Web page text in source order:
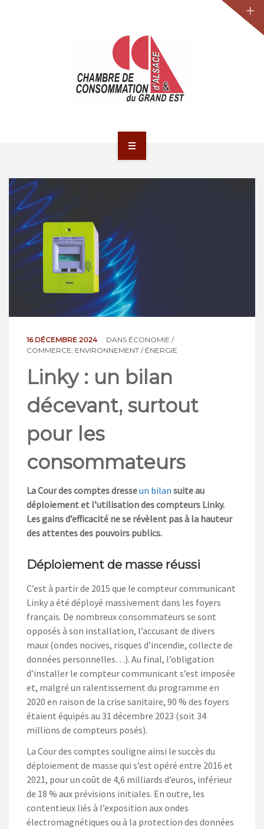
ACTUALITÉS
JURIDIQUE
LA CCA-GE
NOS ACTIONS
16 DÉCEMBRE 2024 DANS ÉCONOMIE /
COMMERCE, ENVIRONNEMENT / ÉNERGIE
Linky : un bilan
décevant, surtout
pour les
consommateurs
La Cour des comptes dresseun bilan suite au
déploiement et l’utilisation des compteurs Linky.
Les gains d’efficacité ne se révèlent pas à la hauteur
des attentes des pouvoirs publics.
Déploiement de masse réussi
C’est à partir de 2015 que le compteur communicant
Linky a été déployé massivement dans les foyers
français. De nombreux consommateurs se sont
opposés à son installation, l’accusant de divers
maux (ondes nocives, risques d’incendie, collecte de
données personnelles…). Au final, l’obligation
d’installer le compteur communicant s’est imposée
et, malgré un ralentissement du programme en
2020 en raison de la crise sanitaire, 90 % des foyers
étaient équipés au 31 décembre 2023 (soit 34
millions de compteurs posés).
La Cour des comptes souligne ainsi le succès du
déploiement de masse qui s’est opéré entre 2016 et
2021, pour un coût de 4,6 milliards d’euros, inférieur
de 18 % aux prévisions initiales. En outre, les
contentieux liés à l’exposition aux ondes
électromagnétiques ou à la protection des données